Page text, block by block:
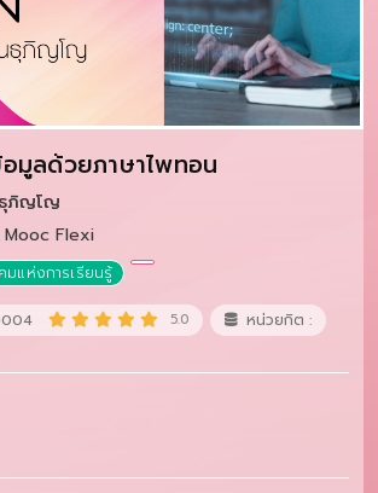
อมูลด้วยภาษาไพทอน
ภิญโญ
Flexi
แห่งการเรียนรู้
5.0 หน่วยกิต :